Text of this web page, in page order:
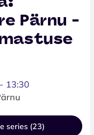
Pärnu -
13:30
series (23)